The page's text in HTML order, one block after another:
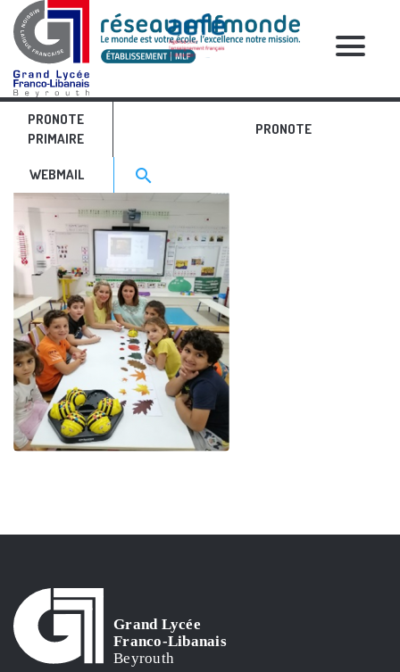
PRONOTE
PRIMAIRE
PRONOTE
WEBMAIL Search for:>
search
RELATIVE POSTS
numerique 4